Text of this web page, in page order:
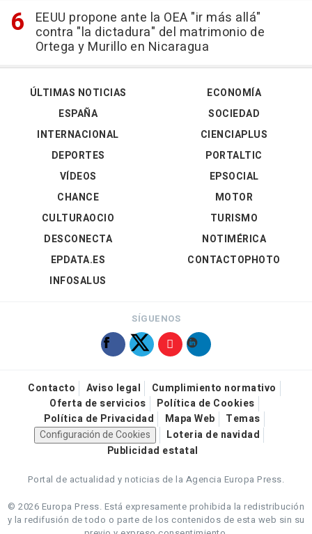
EEUU propone ante la OEA "ir más allá"
contra "la dictadura" del matrimonio de
Ortega y Murillo en Nicaragua
ÚLTIMAS NOTICIAS
ESPAÑA
INTERNACIONAL
DEPORTES
VÍDEOS
ECONOMÍA
SOCIEDAD
CIENCIAPLUS
PORTALTIC
EPSOCIAL
CHANCE
CULTURAOCIO
DESCONECTA
EPDATA.ES
INFOSALUS
MOTOR
TURISMO
NOTIMÉRICA
CONTACTOPHOTO
SÍGUENOS
Contacto Aviso legal
Cumplimiento normativo
Oferta de servicios
Política de Cookies
Política de Privacidad
Mapa Web
Temas
Configuración de Cookies
Loteria de navidad
Publicidad estatal
Portal de actualidad y noticias de la Agencia Europa Press.
© 2026 Europa Press. Está expresamente prohibida la redistribución
y la redifusión de todo o parte de los contenidos de esta web sin su